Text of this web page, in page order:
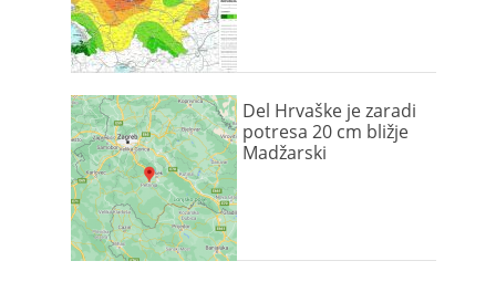
Del Hrvaške je zaradi
potresa 20 cm bližje
Madžarski